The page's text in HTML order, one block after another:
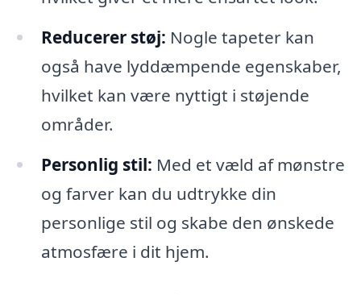
Reducerer støj: Nogle tapeter kan
også have lyddæmpende egenskaber,
hvilket kan være nyttigt i støjende
områder.
Personlig stil: Med et væld af mønstre
og farver kan du udtrykke din
personlige stil og skabe den ønskede
atmosfære i dit hjem.